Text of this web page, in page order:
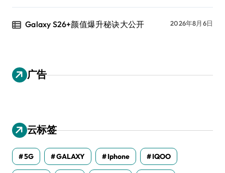
Galaxy S26+颜值爆升秘诀大公开 2026年8月6日
广告
云标签
5G GALAXY Iphone IQOO